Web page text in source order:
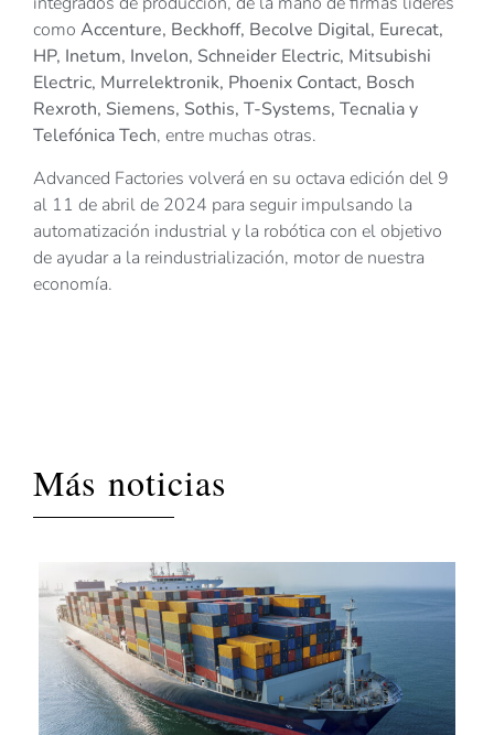
como Accenture, Beckhoff, Becolve Digital, Eurecat,
HP, Inetum, Invelon, Schneider Electric, Mitsubishi
Electric, Murrelektronik, Phoenix Contact, Bosch
Rexroth, Siemens, Sothis, T-Systems, Tecnalia y
Telefónica Tech, entre muchas otras.
Advanced Factories volverá en su octava edición del 9
al 11 de abril de 2024 para seguir impulsando la
automatización industrial y la robótica con el objetivo
de ayudar a la reindustrialización, motor de nuestra
economía.
Más noticias